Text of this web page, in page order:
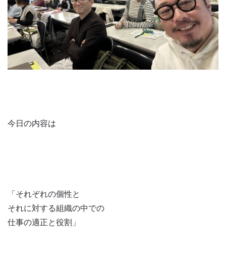
今日の内容は
「それぞれの個性と
それに対する組織の中での
仕事の適正と役割」